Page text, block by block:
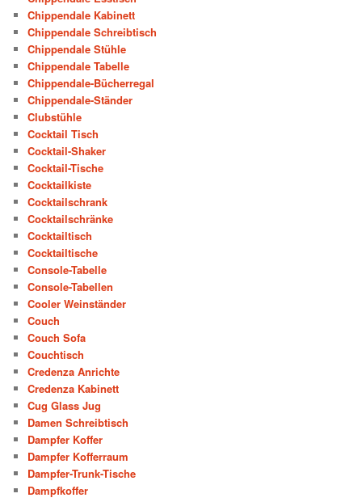
Chippendale Kabinett
Chippendale Schreibtisch
Chippendale Stühle
Chippendale Tabelle
Chippendale-Bücherregal
Chippendale-Ständer
Clubstühle
Cocktail Tisch
Cocktail-Shaker
Cocktail-Tische
Cocktailkiste
Cocktailschrank
Cocktailschränke
Cocktailtisch
Cocktailtische
Console-Tabelle
Console-Tabellen
Cooler Weinständer
Couch
Couch Sofa
Couchtisch
Credenza Anrichte
Credenza Kabinett
Cug Glass Jug
Damen Schreibtisch
Dampfer Koffer
Dampfer Kofferraum
Dampfer-Trunk-Tische
Dampfkoffer